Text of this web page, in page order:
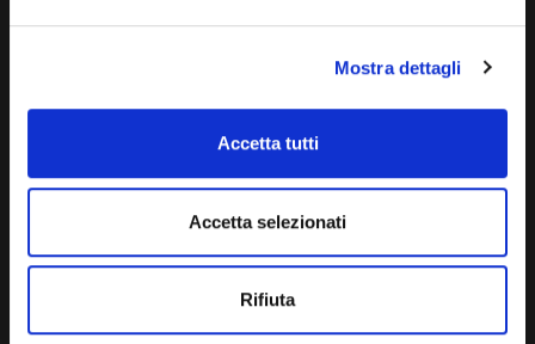
Mostra dettagli
Accetta tutti
Accetta selezionati
Rifiuta
ANISEED ESPRESSO
CINNAMON-FLAVOURED